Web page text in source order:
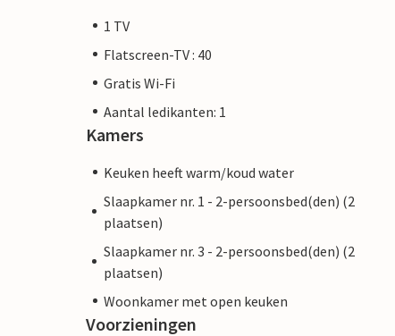
1 TV
Flatscreen-TV : 40
Gratis Wi-Fi
Aantal ledikanten: 1
Kamers
Keuken heeft warm/koud water
Slaapkamer nr. 1 - 2-persoonsbed(den) (2
plaatsen)
Slaapkamer nr. 3 - 2-persoonsbed(den) (2
plaatsen)
Woonkamer met open keuken
Voorzieningen